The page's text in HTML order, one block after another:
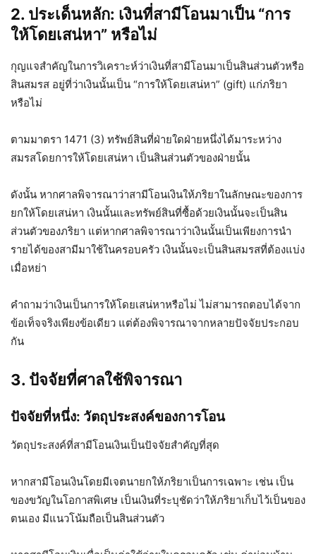
2. ประเด็นหลัก: เงินที่สามีโอนมาเป็น “การ
ให้โดยเสน่หา” หรือไม่
กุญแจสำคัญในการวิเคราะห์ว่าเงินที่สามีโอนมาเป็นสินส่วนตัวหรือ
สินสมรส อยู่ที่ว่าเงินนั้นเป็น “การให้โดยเสน่หา” (gift) แก่ภริยา
หรือไม่
ตามมาตรา 1471 (3) ทรัพย์สินที่ฝ่ายใดฝ่ายหนึ่งได้มาระหว่าง
สมรสโดยการให้โดยเสน่หา เป็นสินส่วนตัวของฝ่ายนั้น
ดังนั้น หากศาลพิจารณาว่าสามีโอนเงินให้ภริยาในลักษณะของการ
ยกให้โดยเสน่หา เงินนั้นและทรัพย์สินที่ซื้อด้วยเงินนั้นจะเป็นสิน
ส่วนตัวของภริยา แต่หากศาลพิจารณาว่าเงินนั้นเป็นเพียงการนำ
รายได้ของสามีมาใช้ในครอบครัว เงินนั้นจะเป็นสินสมรสที่ต้องแบ่ง
เมื่อหย่า
คำถามว่าเงินเป็นการให้โดยเสน่หาหรือไม่ ไม่สามารถตอบได้จาก
ข้อเท็จจริงเพียงข้อเดียว แต่ต้องพิจารณาจากหลายปัจจัยประกอบ
กัน
3. ปัจจัยที่ศาลใช้พิจารณา
ปัจจัยที่หนึ่ง: วัตถุประสงค์ของการโอน
วัตถุประสงค์ที่สามีโอนเงินเป็นปัจจัยสำคัญที่สุด
หากสามีโอนเงินโดยมีเจตนายกให้ภริยาเป็นการเฉพาะ เช่น เป็น
ของขวัญในโอกาสพิเศษ เป็นเงินที่ระบุชัดว่าให้ภริยาเก็บไว้เป็นของ
ตนเอง มีแนวโน้มถือเป็นสินส่วนตัว